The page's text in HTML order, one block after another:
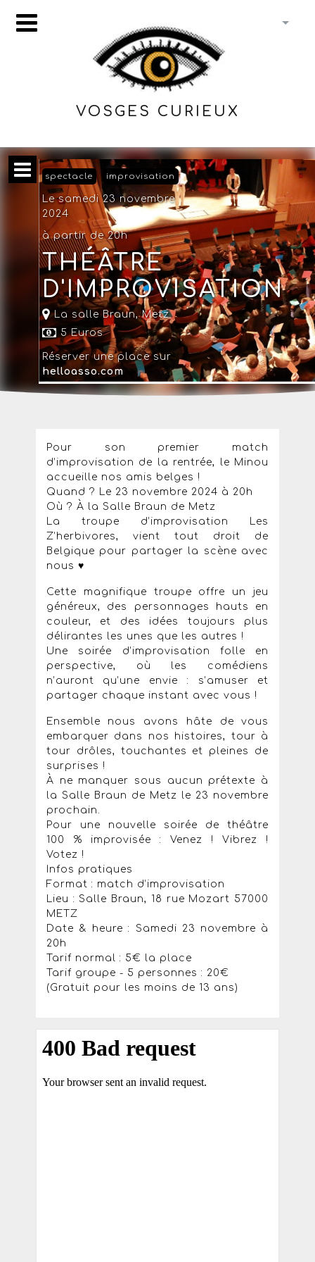
VOSGES CURIEUX
spectacle improvisation
Le samedi 23 novembre
2024
à partir de 20h
THÉÂTRE
D'IMPROVISATION
La salle Braun,Metz
5 Euros
Réserver une place sur
helloasso.com
Pour son premier match
d’improvisation de la rentrée, le Minou
accueille nos amis belges !
Quand ? Le 23 novembre 2024 à 20h
Où ? À la Salle Braun de Metz
La troupe d’improvisation Les
Z’herbivores, vient tout droit de
Belgique pour partager la scène avec
nous ♥️
Cette magnifique troupe offre un jeu
généreux, des personnages hauts en
couleur, et des idées toujours plus
délirantes les unes que les autres !
Une soirée d’improvisation folle en
perspective, où les comédiens
n’auront qu’une envie : s’amuser et
partager chaque instant avec vous !
Ensemble nous avons hâte de vous
embarquer dans nos histoires, tour à
tour drôles, touchantes et pleines de
surprises !
À ne manquer sous aucun prétexte à
la Salle Braun de Metz le 23 novembre
prochain.
Pour une nouvelle soirée de théâtre
100 % improvisée : Venez ! Vibrez !
Votez !
Infos pratiques
Format : match d’improvisation
Lieu : Salle Braun, 18 rue Mozart 57000
METZ
Date & heure : Samedi 23 novembre à
20h
Tarif normal : 5€ la place
Tarif groupe - 5 personnes : 20€
(Gratuit pour les moins de 13 ans)